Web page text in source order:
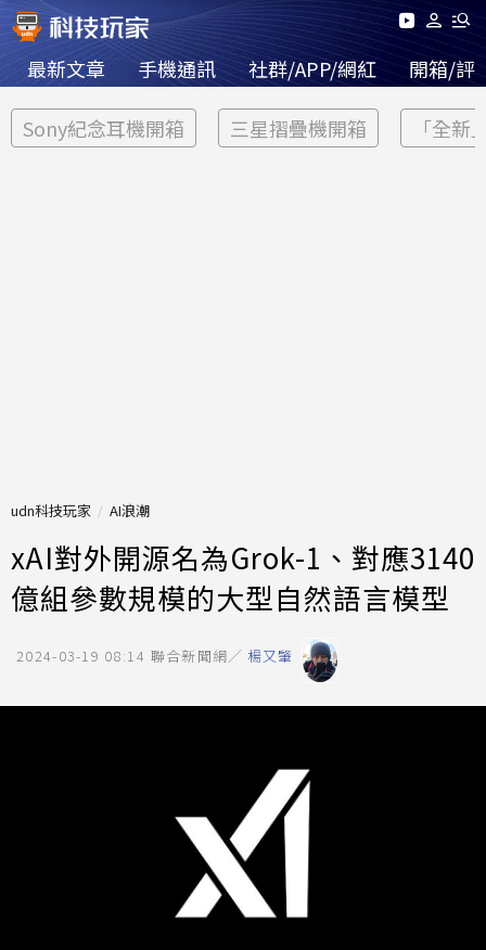
最新文章 手機通訊 社群/APP/網紅 開箱/評
Sony紀念耳機開箱 三星摺疊機開箱 「全新
udn科技玩家 AI浪潮
xAI對外開源名為Grok-1、對應3140
億組參數規模的大型自然語言模型
2024-03-19 08:14 聯合新聞網／ 楊又肇